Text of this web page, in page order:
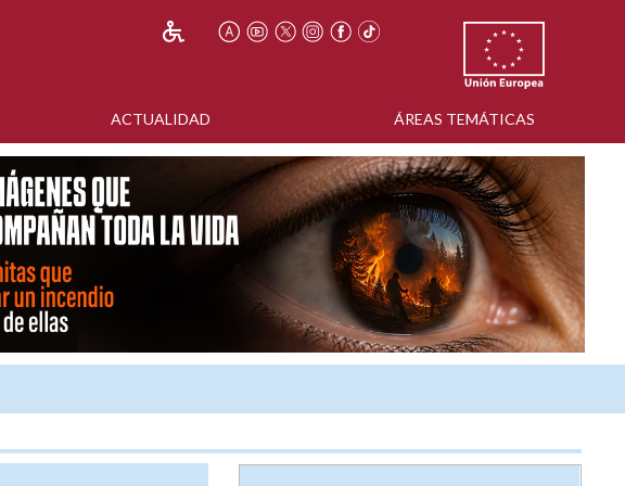
ACTUALIDAD ÁREAS TEMÁTICAS